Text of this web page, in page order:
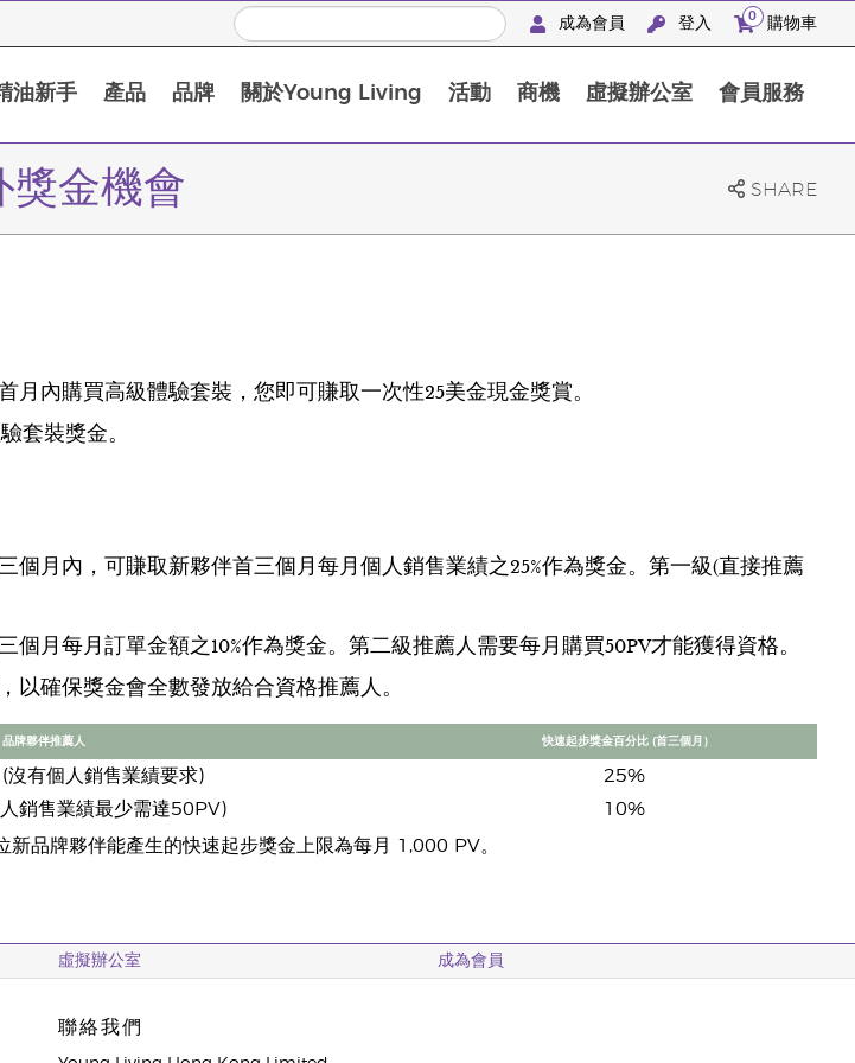
成為會員 登入 0 購物車
油新手 產品 品牌 關於Young Living 活動 商機 虛擬辦公室 會員服務
獎金機會 SHARE
月內購買高級體驗套裝，您即可賺取一次性25美金現金獎賞。
套裝獎金。
個月內，可賺取新夥伴首三個月每月個人銷售業績之25%作為獎金。第一級(直接推薦
月每月訂單金額之10%作為獎金。第二級推薦人需要每月購買50PV才能獲得資格。
確保獎金會全數發放給合資格推薦人。
品牌夥伴推薦人 快速起步獎金百分比 (首三個月)
沒有個人銷售業績要求)
25%
銷售業績最少需達50PV)
10%
新品牌夥伴能產生的快速起步獎金上限為每月 1,000 PV。
虛擬辦公室 成為會員
聯絡我們